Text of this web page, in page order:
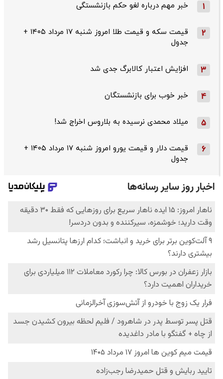
1 خبر مهم درباره لغو حکم بازنشستگی
2
قیمت سکه و قیمت طلا امروز شنبه ۱۷ مرداد ۱۴۰۵ +
جدول
3 افزایش اعتبار کالابرگ جدی شد
4 خبر خوب برای بازنشستگان
5 میلاد محمدی نرسیده به بلاروس اخراج شد!
6
قیمت دلار و قیمت یورو امروز شنبه ۱۷ مرداد ۱۴۰۵ +
جدول